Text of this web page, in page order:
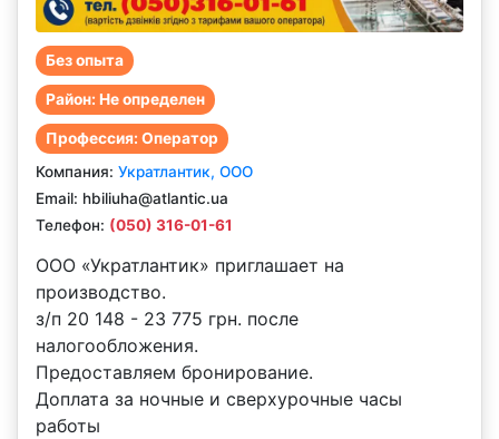
Без опыта
Район: Не определен
Профессия: Оператор
Компания: Укратлантик, ООО
Email: hbiliuha@atlantic.ua
Телефон: (050) 316-01-61
ООО «Укратлантик» приглашает на
производство.
з/п 20 148 - 23 775 грн. после
налогообложения.
Предоставляем бронирование.
Доплата за ночные и сверхурочные часы
работы